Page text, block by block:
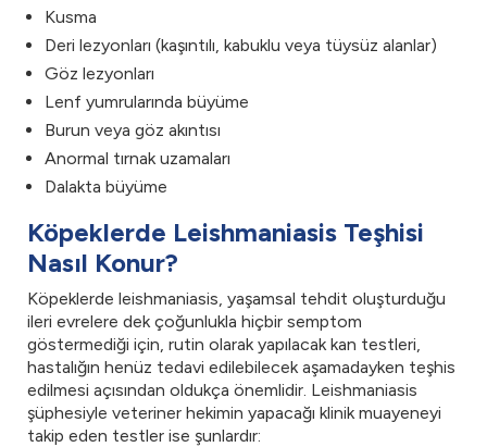
Kusma
Deri lezyonları (kaşıntılı, kabuklu veya tüysüz alanlar)
Göz lezyonları
Lenf yumrularında büyüme
Burun veya göz akıntısı
Anormal tırnak uzamaları
Dalakta büyüme
Köpeklerde Leishmaniasis Teşhisi
Nasıl Konur?
Köpeklerde leishmaniasis, yaşamsal tehdit oluşturduğu
ileri evrelere dek çoğunlukla hiçbir semptom
göstermediği için, rutin olarak yapılacak kan testleri,
hastalığın henüz tedavi edilebilecek aşamadayken teşhis
edilmesi açısından oldukça önemlidir. Leishmaniasis
şüphesiyle veteriner hekimin yapacağı klinik muayeneyi
takip eden testler ise şunlardır: